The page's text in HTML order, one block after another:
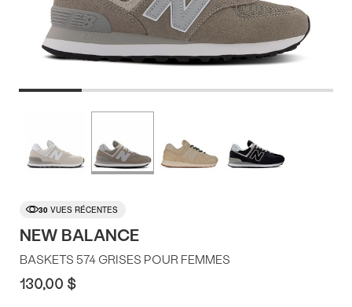
du
produit
couleurs
30 VUES RÉCENTES
NEW BALANCE
BASKETS 574 GRISES POUR FEMMES
130,00 $